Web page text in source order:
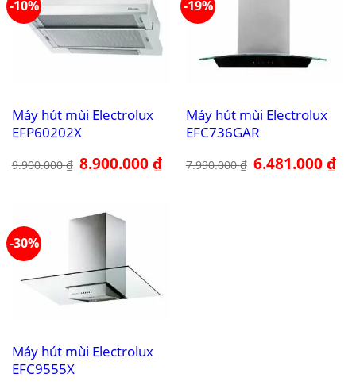
-10%
Máy hút mùi Electrolux
EFP60202X
9.900.000₫ Giá
gốc
8.900.000₫Giá
hiện
-19%
Máy hút mùi Electrolux
EFC736GAR
7.990.000₫ Giá
gốc
6.481.000₫Giá
-30%
Máy hút mùi Electrolux
EFC9555X